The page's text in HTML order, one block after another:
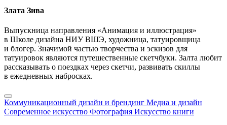
Злата Зива
Выпускница направления «Анимация и иллюстрация»
в Школе дизайна НИУ ВШЭ, художница, татуировщица
и блогер. Значимой частью творчества и эскизов для
татуировок являются путешественные скетчбуки. Залта любит
рассказывать о поездках через скетчи, развивать скиллы
в ежедневных набросках.
Коммуникационный дизайн и брендинг Медиа и дизайн
Современное искусство Фотография Искусство книги